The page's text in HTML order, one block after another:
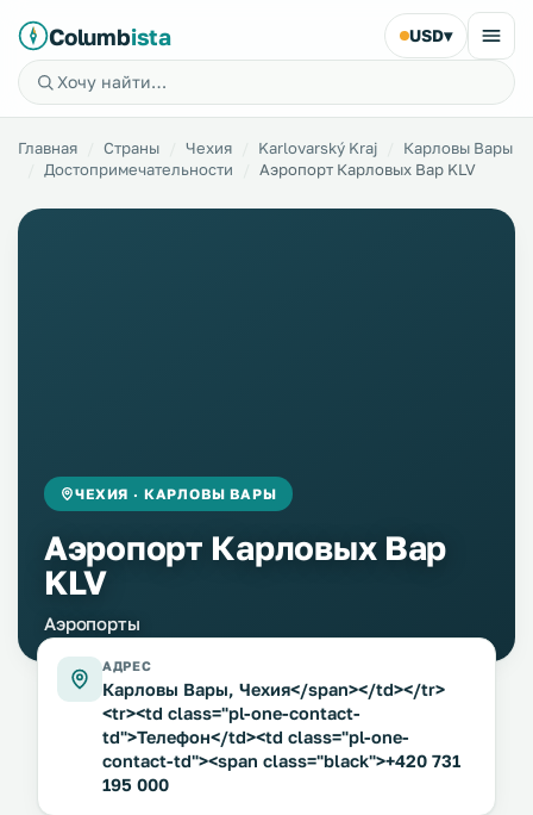
Columbista USD▾
Главная Страны Чехия Karlovarský Kraj
Карловы Вары
Достопримечательности
Аэропорт Карловых Вар KLV
ЧЕХИЯ · КАРЛОВЫ ВАРЫ
Аэропорт Карловых Вар
KLV
Аэропорты
АДРЕС
Карловы Вары, Чехия</span></td></tr>
<tr><td class="pl-one-contact-
td">Телефон</td><td class="pl-one-
contact-td"><span class="black">+420 731
195 000